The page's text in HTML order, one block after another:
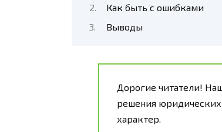
Как быть с ошибками
Выводы
Дорогие читатели!
решения
характер.